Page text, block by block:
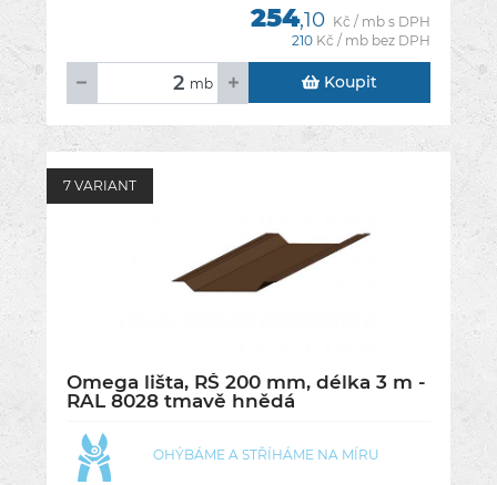
254,10 Kč / mb s DPH
210 Kč / mb bez DPH
mb Koupit
7 VARIANT
Omega lišta, RŠ 200 mm, délka 3 m -
RAL 8028 tmavě hnědá
OHÝBÁME A STŘÍHÁME NA MÍRU